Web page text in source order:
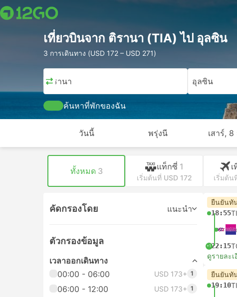
เที่ยวบินจาก ติรานา (TIA) ไป อุลซิน
3 การเดินทาง (USD 172 – USD 271)
ติรานา อุลซิน
ค้นหาที่พักของฉัน
วันนี้ พรุ่งนี เสาร์, 8
ทั้งหมด 3 แท็กซี่ 1
เริ่มต้นที่ USD 172 เริ่มต้น
คัดกรองโดย แนะนำ
ตัวกรองข้อมูล
เวลาออกเดินทาง
00:00 - 06:00
USD 173+ 1
06:00 - 12:00 USD 173+ 1
ยืนยันทั
18:55
+122:15
ดูรายละเ
ยืนยันทั
19:10